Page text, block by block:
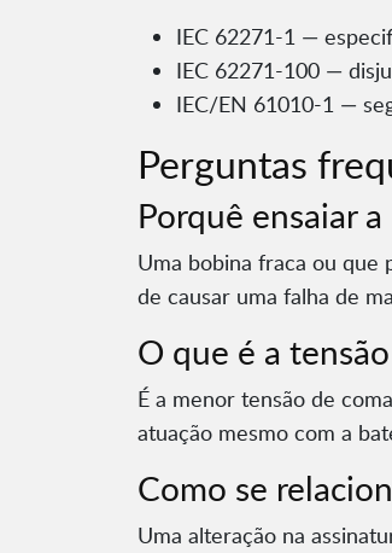
IEC 62271-1 —
IEC 62271-100 —
IEC/EN 61010-1 —
Perguntas
Porquê ensaiar
Uma bobina fraca ou que
de causar uma falha de
O que é a
É a menor tensão de
atuação mesmo com a
Como se
Uma alteração na